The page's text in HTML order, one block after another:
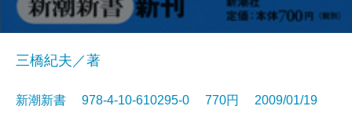
三橋紀夫／著
新潮新書 978-4-10-610295-0 770円 2009/01/19